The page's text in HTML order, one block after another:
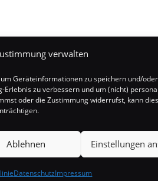
verwalten
Geräteinformationen zu speichern und/
Erlebnis zu verbessern und um (nicht)
oder die Zustimmung widerrufst, kann
Ablehnen Einstellungen
DatenschutzImpressum